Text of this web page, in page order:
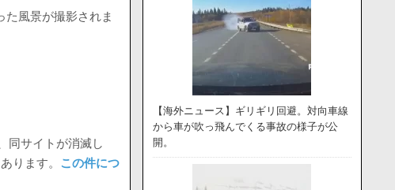
た風景が撮影されま
同サイトが消滅し
ります。 この件につ
【海外ニュース】ギリギリ回避。対向車線
から車が吹っ飛んでくる事故の様子が公
開。